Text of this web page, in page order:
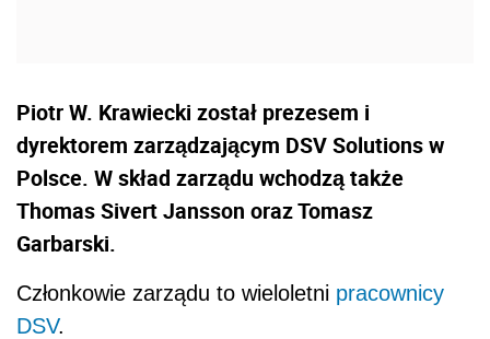
Piotr W. Krawiecki został prezesem i
dyrektorem zarządzającym DSV Solutions w
Polsce. W skład zarządu wchodzą także
Thomas Sivert Jansson oraz Tomasz
Garbarski.
Członkowie zarządu to wieloletni pracownicy
DSV.